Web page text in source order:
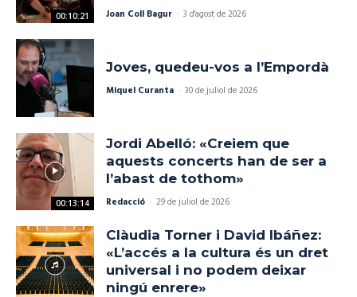
00:10:21 Joan Coll Bagur - 3 d'agost de 2026
Joves, quedeu-vos a l’Empordà
Miquel Curanta - 30 de juliol de 2026
00:13:14
Jordi Abelló: «Creiem que
aquests concerts han de ser a
l’abast de tothom»
Redacció - 29 de juliol de 2026
Clàudia Torner i David Ibáñez:
«L’accés a la cultura és un dret
universal i no podem deixar
ningú enrere»